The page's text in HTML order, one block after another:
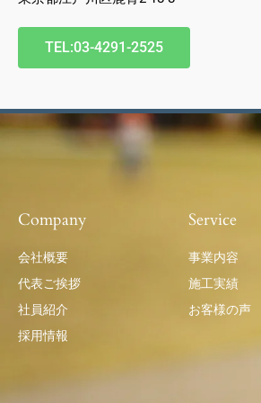
TEL:03-4291-2525
Company
会社概要
代表ご挨拶
社員紹介
採用情報
Service
事業内容
施工実績
お客様の声